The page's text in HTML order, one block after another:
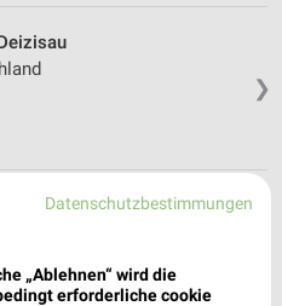
❯
Angebote für
Datenschutzbestimmungen
„Ablehnen“ wird die
erforderliche cookie